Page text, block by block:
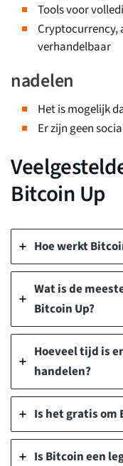
Tools voor
Cryptocurrency,
verhandelbaar
nadelen
Het is mogelijk
Er zijn geen
Bitcoin Up
Hoe werkt
Wat is de
Bitcoin Up?
Hoeveel tijd is
handelen?
Is het gratis om
Is Bitcoin een